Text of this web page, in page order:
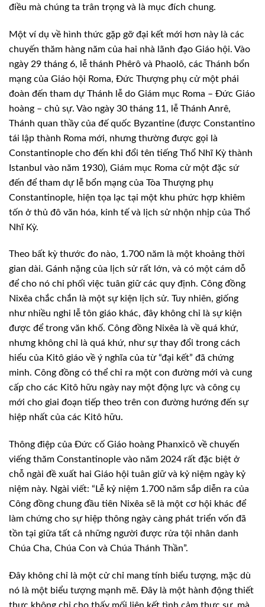
điều mà chúng ta trân trọng và là mục đích chung.
Một ví dụ về hình thức gặp gỡ đại kết mới hơn này là các
chuyến thăm hàng năm của hai nhà lãnh đạo Giáo hội. Vào
ngày 29 tháng 6, lễ thánh Phêrô và Phaolô, các Thánh bổn
mạng của Giáo hội Roma, Đức Thượng phụ cử một phái
đoàn đến tham dự Thánh lễ do Giám mục Roma – Đức Giáo
hoàng – chủ sự. Vào ngày 30 tháng 11, lễ Thánh Anrê,
Thánh quan thầy của đế quốc Byzantine (được Constantino
tái lập thành Roma mới, nhưng thường được gọi là
Constantinople cho đến khi đổi tên tiếng Thổ Nhĩ Kỳ thành
Istanbul vào năm 1930), Giám mục Roma cử một đặc sứ
đến để tham dự lễ bổn mạng của Tòa Thượng phụ
Constantinople, hiện tọa lạc tại một khu phức hợp khiêm
tốn ở thủ đô văn hóa, kinh tế và lịch sử nhộn nhịp của Thổ
Nhĩ Kỳ.
Theo bất kỳ thước đo nào, 1.700 năm là một khoảng thời
gian dài. Gánh nặng của lịch sử rất lớn, và có một cám dỗ
để cho nó chi phối việc tuân giữ các quy định. Công đồng
Nixêa chắc chắn là một sự kiện lịch sử. Tuy nhiên, giống
như nhiều nghi lễ tôn giáo khác, đây không chỉ là sự kiện
được để trong văn khố. Công đồng Nixêa là về quá khứ,
nhưng không chỉ là quá khứ, như sự thay đổi trong cách
hiểu của Kitô giáo về ý nghĩa của từ “đại kết” đã chứng
minh. Công đồng có thể chỉ ra một con đường mới và cung
cấp cho các Kitô hữu ngày nay một động lực và công cụ
mới cho giai đoạn tiếp theo trên con đường hướng đến sự
hiệp nhất của các Kitô hữu.
Thông điệp của Đức cố Giáo hoàng Phanxicô về chuyến
viếng thăm Constantinople vào năm 2024 rất đặc biệt ở
chỗ ngài đề xuất hai Giáo hội tuân giữ và kỷ niệm ngày kỷ
niệm này. Ngài viết: “Lễ kỷ niệm 1.700 năm sắp diễn ra của
Công đồng chung đầu tiên Nixêa sẽ là một cơ hội khác để
làm chứng cho sự hiệp thông ngày càng phát triển vốn đã
tồn tại giữa tất cả những người được rửa tội nhân danh
Chúa Cha, Chúa Con và Chúa Thánh Thần”.
Đây không chỉ là một cử chỉ mang tính biểu tượng, mặc dù
nó là một biểu tượng mạnh mẽ. Đây là một hành động thiết